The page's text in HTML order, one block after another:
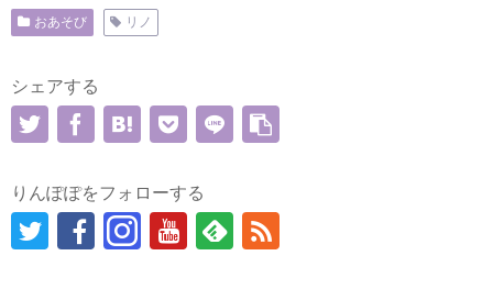
おあそび リノ
シェアする
りんぽぽをフォローする